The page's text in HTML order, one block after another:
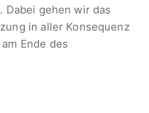
gehen wir das
in aller Konsequenz
Ende des